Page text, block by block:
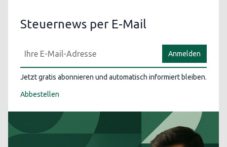
Steuernews per E-Mail
Anmelden
Jetzt gratis abonnieren und automatisch informiert bleiben.
Abbestellen